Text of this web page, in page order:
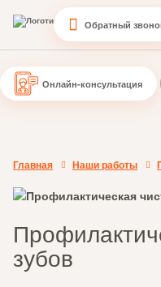
Обратный
Онлайн-консультация
Главная Наши работы
зубов